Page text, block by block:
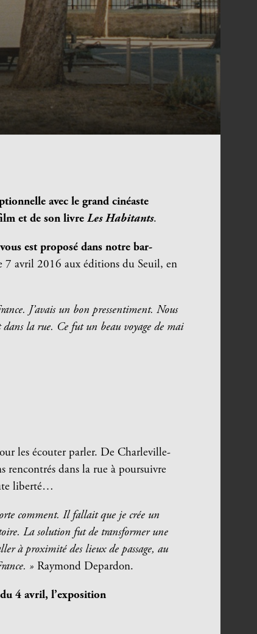
avec le grand cinéaste
et de son livreLesHabitants.
est proposé dans notre bar-
7 avril 2016 aux éditions du Seuil, en
J’avais un bon pressentiment. Nous
la rue. Ce fut un beau voyage de mai
les écouter parler. De Charleville-
rencontrés dans la rue à poursuivre
liberté…
comment. Il fallait que je crée un
La solution fut de transformer une
à proximité des lieux de passage, au
» Raymond Depardon.
4 avril, l’exposition